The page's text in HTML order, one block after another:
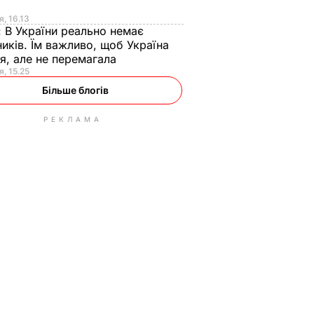
16.13
В України реально немає
Їм важливо, щоб Україна
але не перемагала
15.25
Більше блогів
РЕКЛАМА